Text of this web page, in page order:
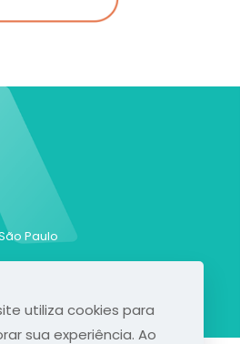
Paulo
utiliza cookies para
sua experiência. Ao